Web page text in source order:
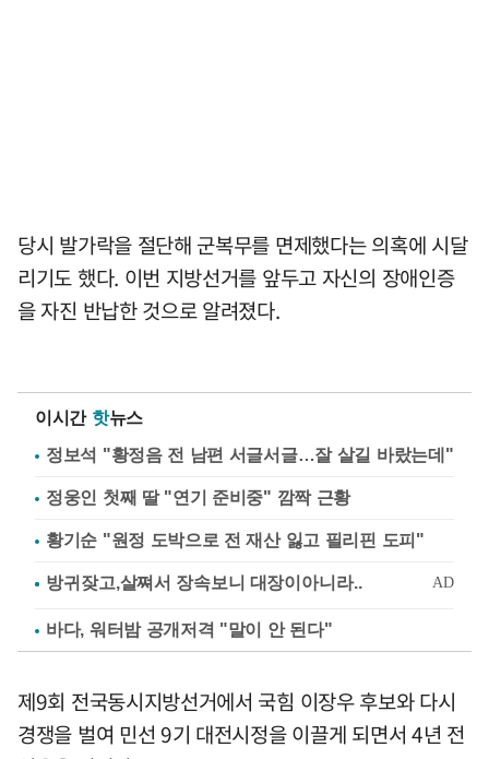
당시 발가락을 절단해 군복무를 면제했다는 의혹에 시달
리기도 했다. 이번 지방선거를 앞두고 자신의 장애인증
을 자진 반납한 것으로 알려졌다.
이시간 핫뉴스
정보석 "황정음 전 남편 서글서글…잘 살길 바랐는데"
정웅인 첫째 딸 "연기 준비중" 깜짝 근황
황기순 "원정 도박으로 전 재산 잃고 필리핀 도피"
바다, 워터밤 공개저격 "말이 안 된다"
제9회 전국동시지방선거에서 국힘 이장우 후보와 다시
경쟁을 벌여 민선 9기 대전시정을 이끌게 되면서 4년 전